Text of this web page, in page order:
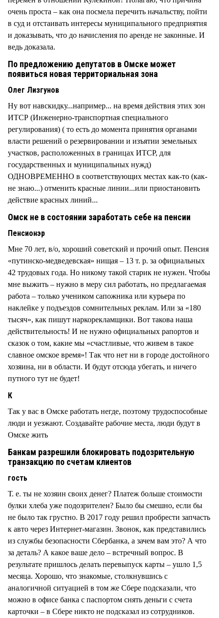
очень проста – как она посмела перечить начальству, пойти
в суд и отстаивать интересы муниципального предприятия
и доказывать, что до начисления по аренде не законные. И
ведь доказала.
По предложению депутатов в Омске может
появиться новая территориальная зона
Олег Лизгунов
Ну вот навскидку...например... на время действия этих зон
ИТСР (Инженерно-транспортная специального
регулирования) ( то есть до момента принятия органами
власти решений о резервировании и изъятии земельных
участков, расположенных в границах ИТСР, для
государственных и муниципальных нужд)
ОДНОВРЕМЕННО в соответствующих местах как-то (как-
не знаю...) отменить красные линии...или приостановить
действие красных линий...
Омск не в состоянии заработать себе на пенсии
Пенсионэр
Мне 70 лет, в/о, хороший советский и прочий опыт. Пенсия
«путинско-медведевская» нищая – 13 т. р. за официальных
42 трудовых года. Но никому такой старик не нужен. Чтобы
мне выжить – нужно в меру сил работать, но предлагаемая
работа – только учеником сапожника или курьера по
наклейке у подъездов сомнительных реклам. Или за «180
тысяч», как пишут наркорекламщики. Вот такова наша
действительность! И не нужно официальных рапортов и
сказок о том, какие мы «счастливые, что живем в такое
славное омское время»! Так что нет ни в городе достойного
хозяина, ни в области. И будут отсюда убегать, и ничего
путного тут не будет!
К
Так у вас в Омске работать негде, поэтому трудоспособные
люди и уезжают. Создавайте рабочие места, люди будут в
Омске жить
Банкам разрешили блокировать подозрительную
транзакцию по счетам клиентов
гость
Т. е. ты не хозяин своих денег? Платеж больше стоимости
булки хлеба уже подозрителен? Было бы смешно, если бы
не было так грустно. В 2017 году решил пробрести запчасть
к авто через Интернет-магазин. Звонок, как представились
из службы безопасности Сбербанка, а зачем вам это? А что
за деталь? А какое ваше дело – встречный вопрос. В
результате пришлось делать перевыпуск карты – ушло 1,5
месяца. Хорошо, что знакомые, столкнувшись с
аналогичной ситуацией в том же Сбере подсказали, что
можно в офисе банка с паспортом снять деньги с счета
карточки – в Сбере никто не подсказал из сотрудников.